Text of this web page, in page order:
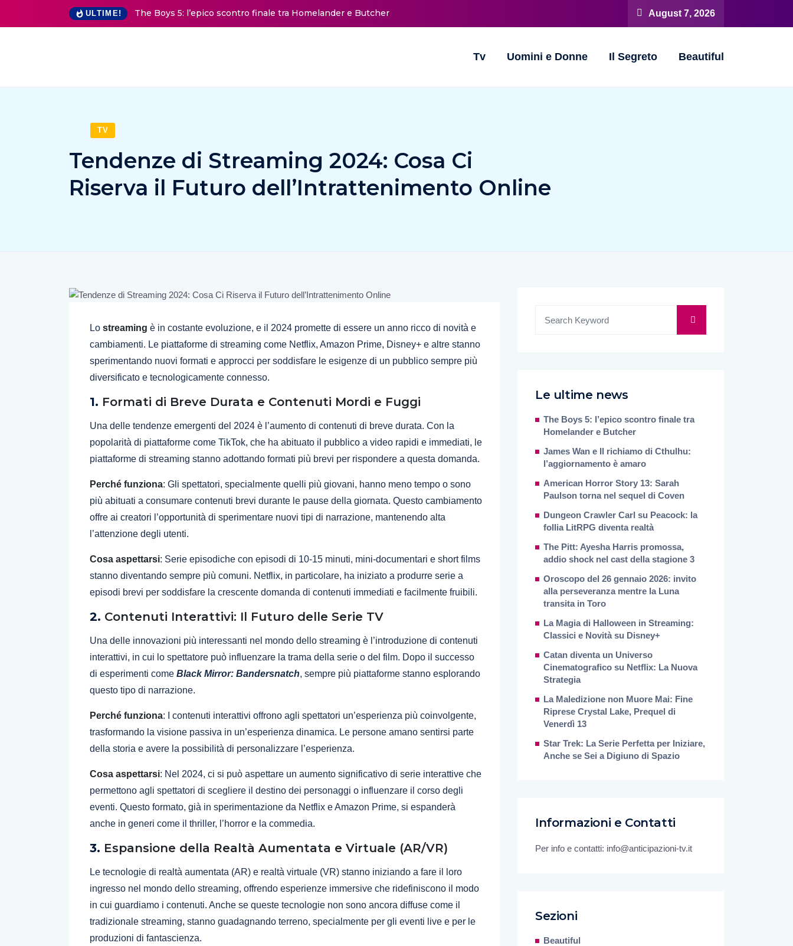
ULTIME! The Boys 5: l’epico scontro finale tra Homelander e Butcher August 7, 2026
Tv Uomini e Donne Il Segreto Beautiful
TV
Tendenze di Streaming 2024: Cosa Ci
Riserva il Futuro dell’Intrattenimento Online
Lo streaming è in costante evoluzione, e il 2024 promette di essere un anno ricco di novità e
cambiamenti. Le piattaforme di streaming come Netflix, Amazon Prime, Disney+ e altre stanno
sperimentando nuovi formati e approcci per soddisfare le esigenze di un pubblico sempre più
diversificato e tecnologicamente connesso.
1. Formati di Breve Durata e Contenuti Mordi e Fuggi
Una delle tendenze emergenti del 2024 è l’aumento di contenuti di breve durata. Con la
popolarità di piattaforme come TikTok, che ha abituato il pubblico a video rapidi e immediati, le
piattaforme di streaming stanno adottando formati più brevi per rispondere a questa domanda.
Perché funziona: Gli spettatori, specialmente quelli più giovani, hanno meno tempo o sono
più abituati a consumare contenuti brevi durante le pause della giornata. Questo cambiamento
offre ai creatori l’opportunità di sperimentare nuovi tipi di narrazione, mantenendo alta
l’attenzione degli utenti.
Cosa aspettarsi: Serie episodiche con episodi di 10-15 minuti, mini-documentari e short films
stanno diventando sempre più comuni. Netflix, in particolare, ha iniziato a produrre serie a
episodi brevi per soddisfare la crescente domanda di contenuti immediati e facilmente fruibili.
2. Contenuti Interattivi: Il Futuro delle Serie TV
Una delle innovazioni più interessanti nel mondo dello streaming è l’introduzione di contenuti
interattivi, in cui lo spettatore può influenzare la trama della serie o del film. Dopo il successo
di esperimenti come Black Mirror: Bandersnatch, sempre più piattaforme stanno esplorando
questo tipo di narrazione.
Perché funziona: I contenuti interattivi offrono agli spettatori un’esperienza più coinvolgente,
trasformando la visione passiva in un’esperienza dinamica. Le persone amano sentirsi parte
della storia e avere la possibilità di personalizzare l’esperienza.
Cosa aspettarsi: Nel 2024, ci si può aspettare un aumento significativo di serie interattive che
permettono agli spettatori di scegliere il destino dei personaggi o influenzare il corso degli
eventi. Questo formato, già in sperimentazione da Netflix e Amazon Prime, si espanderà
anche in generi come il thriller, l’horror e la commedia.
3. Espansione della Realtà Aumentata e Virtuale (AR/VR)
Le tecnologie di realtà aumentata (AR) e realtà virtuale (VR) stanno iniziando a fare il loro
ingresso nel mondo dello streaming, offrendo esperienze immersive che ridefiniscono il modo
in cui guardiamo i contenuti. Anche se queste tecnologie non sono ancora diffuse come il
tradizionale streaming, stanno guadagnando terreno, specialmente per gli eventi live e per le
produzioni di fantascienza.
Le ultime news
The Boys 5: l’epico scontro finale tra
Homelander e Butcher
James Wan e Il richiamo di Cthulhu:
l’aggiornamento è amaro
American Horror Story 13: Sarah
Paulson torna nel sequel di Coven
Dungeon Crawler Carl su Peacock: la
follia LitRPG diventa realtà
The Pitt: Ayesha Harris promossa,
addio shock nel cast della stagione 3
Oroscopo del 26 gennaio 2026: invito
alla perseveranza mentre la Luna
transita in Toro
La Magia di Halloween in Streaming:
Classici e Novità su Disney+
Catan diventa un Universo
Cinematografico su Netflix: La Nuova
Strategia
La Maledizione non Muore Mai: Fine
Riprese Crystal Lake, Prequel di
Venerdì 13
Star Trek: La Serie Perfetta per Iniziare,
Anche se Sei a Digiuno di Spazio
Informazioni e Contatti
Per info e contatti: info@anticipazioni-tv.it
Sezioni
Beautiful